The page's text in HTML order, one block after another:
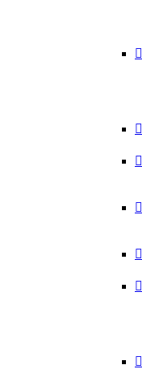






